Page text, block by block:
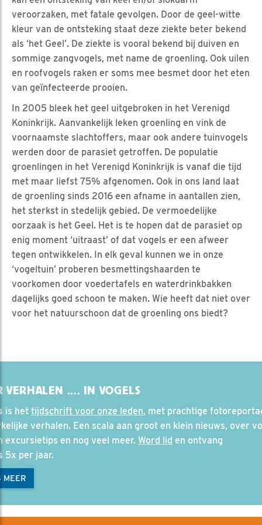
veroorzaken, met fatale gevolgen. Door de geel-witte
kleur van de ontsteking staat deze ziekte beter bekend
als ‘het Geel’. De ziekte is vooral bekend bij duiven en
sommige zangvogels, met name de groenling. Ook uilen
en roofvogels raken er soms mee besmet door het eten
van geïnfecteerde prooien.
In 2005 bleek het geel uitgebroken in het Verenigd
Koninkrijk. Aanvankelijk leken groenling en vink de
voornaamste slachtoffers, maar ook andere tuinvogels
werden door de parasiet getroffen. De populatie
groenlingen in het Verenigd Koninkrijk is vanaf die tijd
met maar liefst 75% afgenomen. Ook in ons land laat
de groenling sinds 2016 een afname in aantallen zien,
het sterkst in stedelijk gebied. De vermoedelijke
oorzaak is het Geel. Het is te hopen dat de parasiet op
enig moment ‘uitraast’ of dat vogels er een afweer
tegen ontwikkelen. In elk geval kunnen we in onze
‘vogeltuin’ proberen besmettingshaarden te
voorkomen door voedertafels en waterdrinkbakken
dagelijks goed schoon te maken. Wie heeft dat niet over
voor het natuurschoon dat de groenling ons biedt?
VERHALEN .... IN VOGELS
is het tijdschrift voor onze leden, met prachtige
verhalen. Een scala aan groot en klein nieuws, over
excursietips en nog veel meer. Word lid en ontvang
5x per jaar.
MEER